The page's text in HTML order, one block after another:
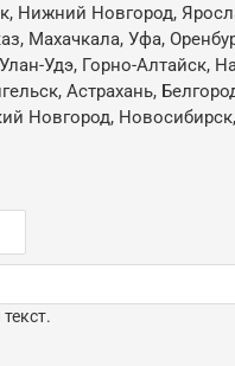
Нижний Новгород,
Махачкала, Уфа,
Удэ, Горно-Алтайск,
Астрахань,
Новгород,